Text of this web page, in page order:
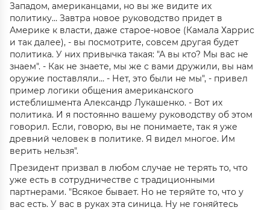
Западом, американцами, но вы же видите их
политику… Завтра новое руководство придет в
Америке к власти, даже старое-новое (Камала Харрис
и так далее), - вы посмотрите, совсем другая будет
политика. У них привычка такая: "А вы кто? Мы вас не
знаем". - Как не знаете, мы же с вами дружили, вы нам
оружие поставляли… - Нет, это были не мы", - привел
пример логики общения американского
истеблишмента Александр Лукашенко. - Вот их
политика. И я постоянно вашему руководству об этом
говорил. Если, говорю, вы не понимаете, так я уже
древний человек в политике. Я видел многое. Им
верить нельзя".
Президент призвал в любом случае не терять то, что
уже есть в сотрудничестве с традиционными
партнерами. "Всякое бывает. Но не теряйте то, что у
вас есть. У вас в руках эта синица. Ну не гоняйтесь